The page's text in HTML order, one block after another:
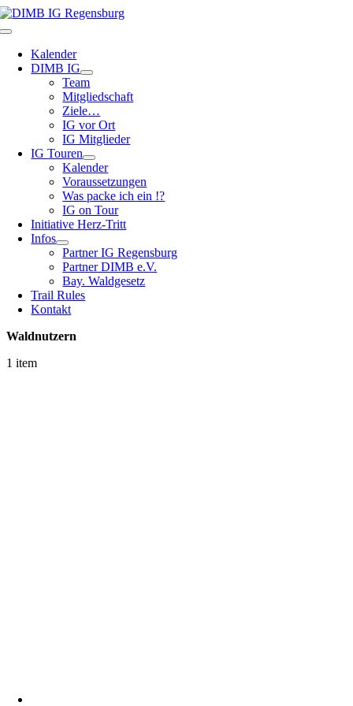
Zum
Inhalt
Toggle
NavigationKalender
DIMB IG
Team
Mitgliedschaft
Ziele…
IG vor Ort
IG Mitglieder
IG Touren
Kalender
Voraussetzungen
Was packe ich ein !?
IG on Tour
Initiative Herz-Tritt
Infos
Partner IG Regensburg
Partner DIMB e.V.
Bay. Waldgesetz
Trail Rules
Kontakt
Waldnutzern
1 item